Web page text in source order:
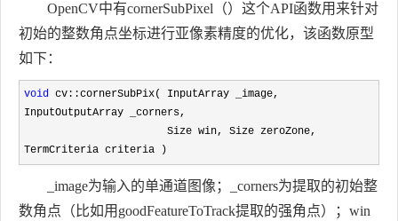
OpenCV中有cornerSubPixel（）这个API函数用来针对
初始的整数角点坐标进行亚像素精度的优化，该函数原型
如下：
void cv::cornerSubPix( InputArray _image,
InputOutputArray _corners,
TermCriteria criteria )
_image为输入的单通道图像；_corners为提取的初始整
数角点（比如用goodFeatureToTrack提取的强角点）；win